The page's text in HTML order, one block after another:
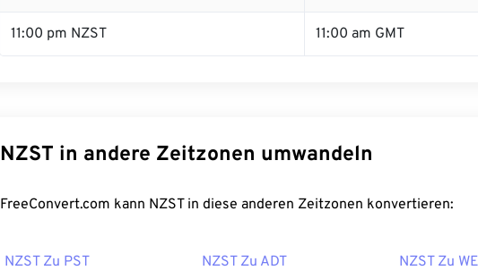
11:00 pm NZST 11:00 am GMT
NZST in andere Zeitzonen umwandeln
FreeConvert.com kann NZST in diese anderen Zeitzonen konvertieren:
NZST Zu PST NZST Zu ADT NZST Zu